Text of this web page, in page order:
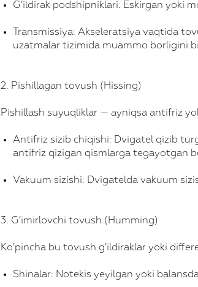
G‘ildirak podshipniklari: Eskirgan yoki
Transmissiya: Akseleratsiya vaqtida
uzatmalar tizimida muammo borligini
2. Pishillagan tovush (Hissing)
Pishillash suyuqliklar — ayniqsa antifriz
Antifriz sizib chiqishi: Dvigatel qizib
antifriz qizigan qismlarga tegayotgan
Vakuum sizishi: Dvigatelda vakuum
3. G‘imirlovchi tovush (Humming)
Ko‘pincha bu tovush g‘ildiraklar yoki
Shinalar: Notekis yeyilgan yoki